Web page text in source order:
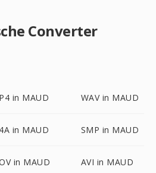
Converter
in MAUD WAV in MAUD
in MAUD SMP in MAUD
in MAUD AVI in MAUD